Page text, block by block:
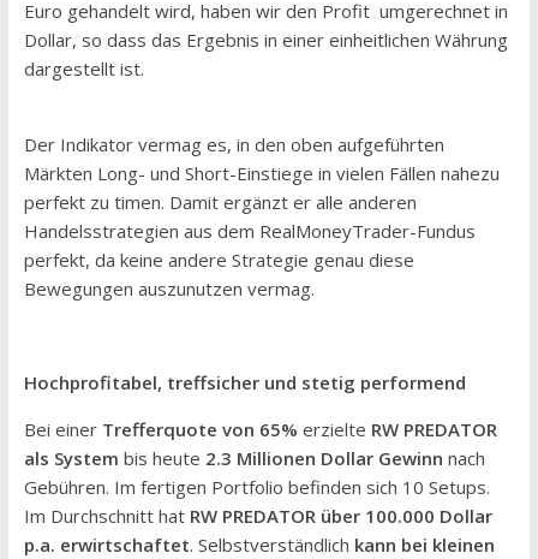
Euro gehandelt wird, haben wir den Profit umgerechnet in
Dollar, so dass das Ergebnis in einer einheitlichen Währung
dargestellt ist.
Der Indikator vermag es, in den oben aufgeführten
Märkten Long- und Short-Einstiege in vielen Fällen nahezu
perfekt zu timen. Damit ergänzt er alle anderen
Handelsstrategien aus dem RealMoneyTrader-Fundus
perfekt, da keine andere Strategie genau diese
Bewegungen auszunutzen vermag.
Hochprofitabel, treffsicher und stetig performend
Bei einer Trefferquote von 65% erzielte RW PREDATOR
als System bis heute 2.3 Millionen Dollar Gewinn nach
Gebühren. Im fertigen Portfolio befinden sich 10 Setups.
Im Durchschnitt hat RW PREDATOR über 100.000 Dollar
p.a. erwirtschaftet. Selbstverständlich kann bei kleinen